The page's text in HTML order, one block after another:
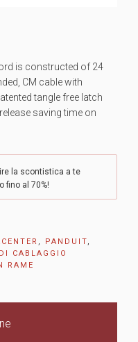
is constructed of 24
CM cable with
tangle free latch
saving time on
la scontistica a te
fino al 70%!
, PANDUIT,
CABLAGGIO
RAME